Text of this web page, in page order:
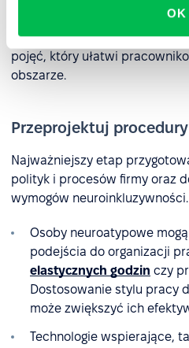
OK
zespołom lepiej zrozumieć
współpracowników. Możesz
pojęć, który ułatwi
obszarze.
Przeprojektuj
Najważniejszy etap
polityk i procesów firmy oraz
wymogów neuroinkluzywności.
Osoby neuroatypowe
podejścia do organizacji
elastycznych godzin czy
Dostosowanie stylu pracy
może zwiększyć ich
Technologie wspierające,